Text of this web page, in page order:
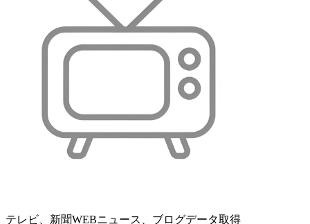
テレビ、新聞WEBニュース、ブログデータ取得